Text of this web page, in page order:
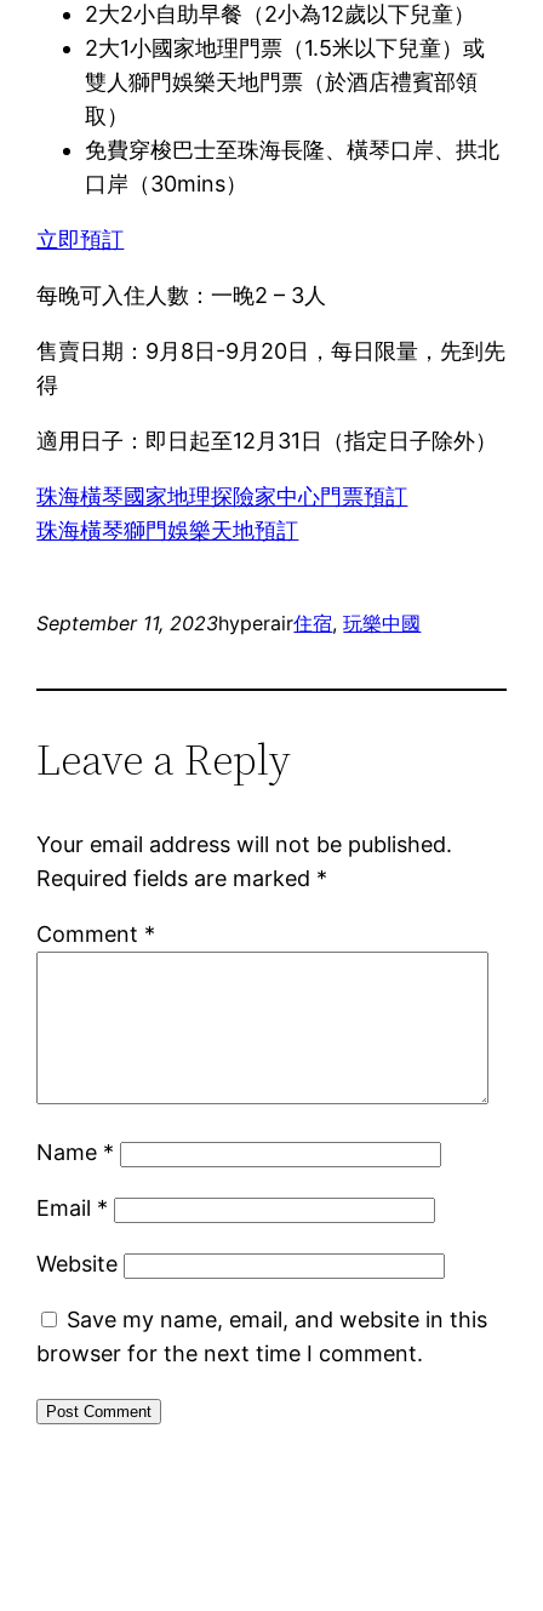
2大2小自助早餐（2小為12歲以下兒童）
2大1小國家地理門票（1.5米以下兒童）或
雙人獅門娛樂天地門票（於酒店禮賓部領
取）
免費穿梭巴士至珠海長隆、橫琴口岸、拱北
口岸（30mins）
立即預訂
每晚可入住人數：一晚2 – 3人
售賣日期：9月8日-9月20日，每日限量，先到先
得
適用日子：即日起至12月31日（指定日子除外）
珠海橫琴國家地理探險家中心門票預訂
珠海橫琴獅門娛樂天地預訂
September 11, 2023hyperair住宿, 玩樂中國
Leave a Reply
Your email address will not be published.
Required fields are marked *
Comment *
Name *
Email *
Website
Save my name, email, and website in this
browser for the next time I comment.